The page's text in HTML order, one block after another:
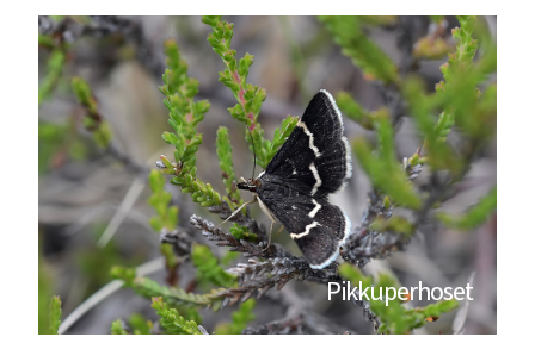
Pikkuperhoset